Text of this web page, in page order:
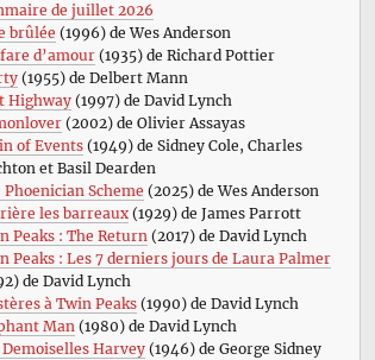
de juillet 2026
brûlée (1996) de Wes Anderson
d’amour(1935) de Richard Pottier
(1955) de Delbert Mann
Highway(1997) de David Lynch
(2002) de Olivier Assayas
of Events(1949) de Sidney Cole, Charles
et Basil Dearden
Phoenician Scheme (2025) de Wes Anderson
les barreaux(1929) de James Parrott
Peaks : The Return(2017) de David Lynch
Peaks : Les 7 derniers jours de Laura Palmer
de David Lynch
à Twin Peaks(1990) de David Lynch
Man(1980) de David Lynch
Demoiselles Harvey(1946) de George Sidney